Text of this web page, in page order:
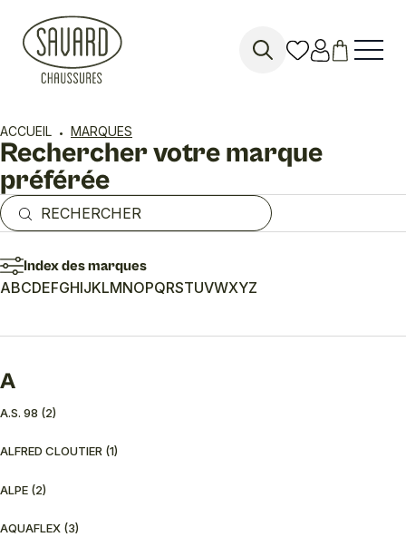
ACCUEIL MARQUES
Rechercher votre marque
préférée
Index des marques
ABCDEFGHIJKLMNOPQRSTUVWXYZ
A
A.S. 98 (2)
ALFRED CLOUTIER (1)
ALPE (2)
AQUAFLEX (3)